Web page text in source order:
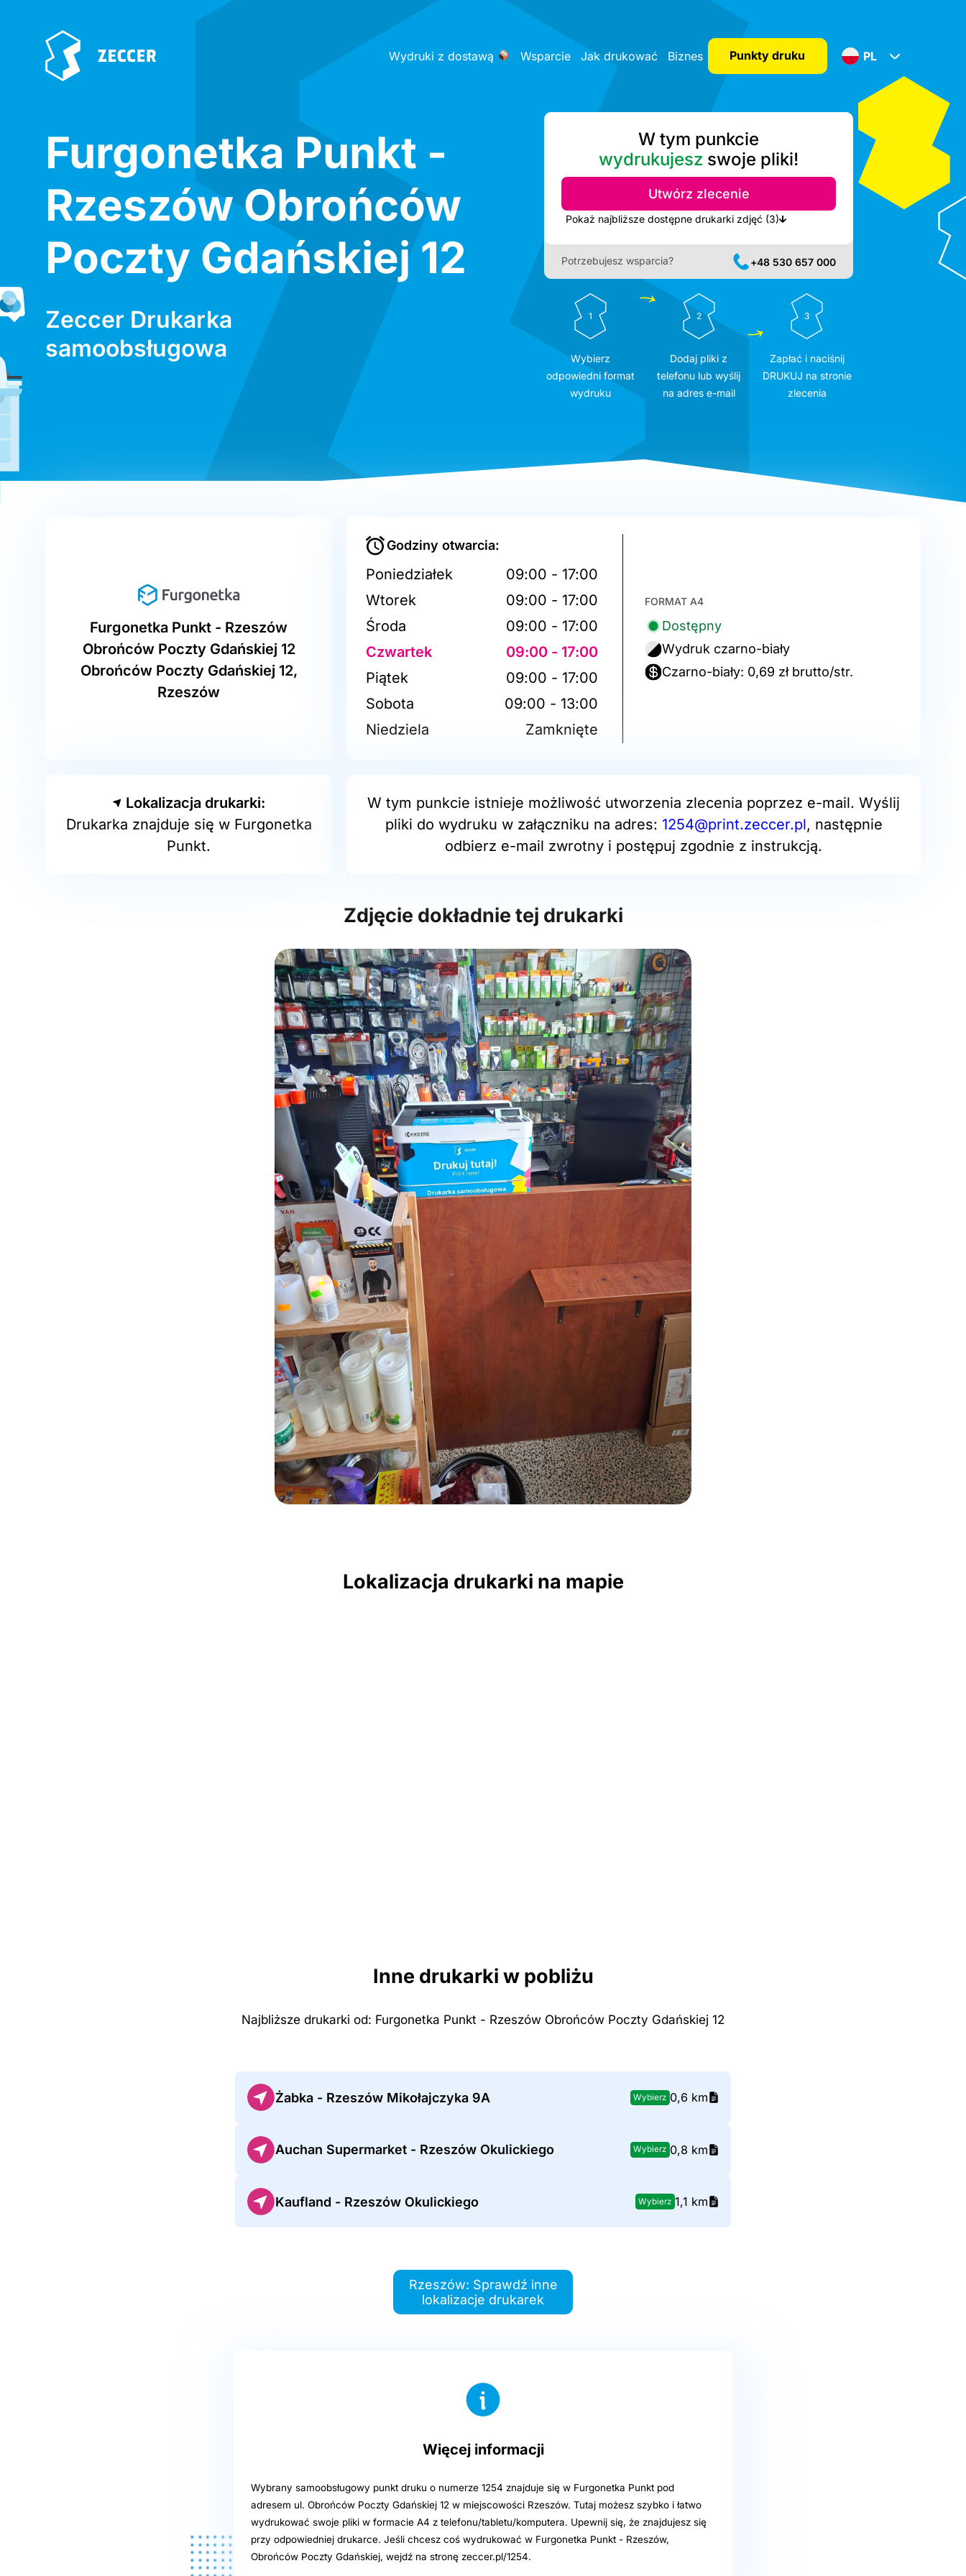
Wydruki z dostawą Wsparcie Jak drukować Biznes Punkty druku PL
Furgonetka Punkt -
Rzeszów Obrońców
Poczty Gdańskiej 12
Zeccer Drukarka
samoobsługowa
W tym punkcie
wydrukujesz swoje pliki!
Utwórz zlecenie
Pokaż najbliższe dostępne drukarki zdjęć (3)
Potrzebujesz wsparcia? +48 530 657 000
1
Wybierz
odpowiedni format
wydruku
2
Dodaj pliki z
telefonu lub wyślij
na adres e-mail
3
Zapłać i naciśnij
DRUKUJ na stronie
zlecenia
Furgonetka Punkt - Rzeszów
Obrońców Poczty Gdańskiej 12
Obrońców Poczty Gdańskiej 12,
Rzeszów
Godziny otwarcia:
Poniedziałek
09:00 - 17:00
Wtorek
09:00 - 17:00
Środa
09:00 - 17:00
Czwartek
09:00 - 17:00
Piątek
09:00 - 17:00
Sobota
09:00 - 13:00
Niedziela
Zamknięte
FORMAT A4
Dostępny
Wydruk czarno-biały
Czarno-biały: 0,69 zł brutto/str.
Lokalizacja drukarki:
Drukarka znajduje się w Furgonetka
Punkt.
W tym punkcie istnieje możliwość utworzenia zlecenia poprzez e-mail. Wyślij
pliki do wydruku w załączniku na adres: 1254@print.zeccer.pl, następnie
odbierz e-mail zwrotny i postępuj zgodnie z instrukcją.
Zdjęcie dokładnie tej drukarki
Lokalizacja drukarki na mapie
Inne drukarki w pobliżu
Najbliższe drukarki od: Furgonetka Punkt - Rzeszów Obrońców Poczty Gdańskiej 12
Żabka - Rzeszów Mikołajczyka 9A Wybierz 0,6 km
Auchan Supermarket - Rzeszów Okulickiego Wybierz 0,8 km
Kaufland - Rzeszów Okulickiego Wybierz 1,1 km
Rzeszów: Sprawdź inne
lokalizacje drukarek
Więcej informacji
Wybrany samoobsługowy punkt druku o numerze 1254 znajduje się w Furgonetka Punkt pod
adresem ul. Obrońców Poczty Gdańskiej 12 w miejscowości Rzeszów. Tutaj możesz szybko i łatwo
wydrukować swoje pliki w formacie A4 z telefonu/tabletu/komputera. Upewnij się, że znajdujesz się
przy odpowiedniej drukarce. Jeśli chcesz coś wydrukować w Furgonetka Punkt - Rzeszów,
Obrońców Poczty Gdańskiej, wejdź na stronę zeccer.pl/1254.